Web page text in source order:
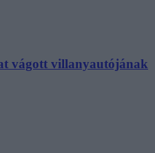
vágott villanyautójának